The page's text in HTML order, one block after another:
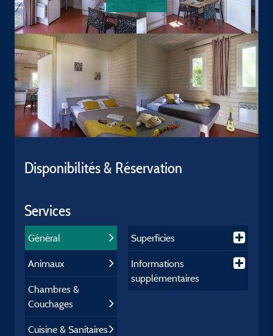
Disponibilités & Réservation
Services
Général
Animaux
Chambres &
Couchages
Cuisine & Sanitaires
Superficies
Informations
supplémentaires